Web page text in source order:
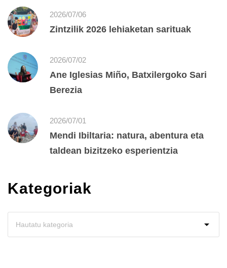
2026/07/06
Zintzilik 2026 lehiaketan sarituak
2026/07/02
Ane Iglesias Miño, Batxilergoko Sari
Berezia
2026/07/01
Mendi Ibiltaria: natura, abentura eta
taldean bizitzeko esperientzia
Kategoriak